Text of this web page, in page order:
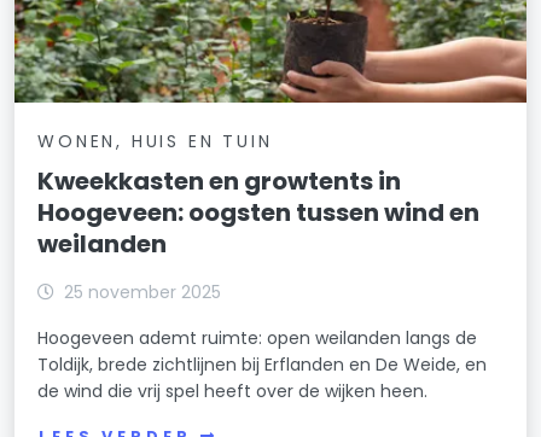
WONEN, HUIS EN TUIN
Kweekkasten en growtents in
Hoogeveen: oogsten tussen wind en
weilanden
25 november 2025
Hoogeveen ademt ruimte: open weilanden langs de
Toldijk, brede zichtlijnen bij Erflanden en De Weide, en
de wind die vrij spel heeft over de wijken heen.